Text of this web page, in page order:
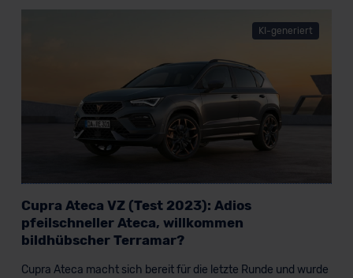
KI-generiert
Cupra Ateca VZ (Test 2023): Adios
pfeilschneller Ateca, willkommen
bildhübscher Terramar?
Cupra Ateca macht sich bereit für die letzte Runde und wurde